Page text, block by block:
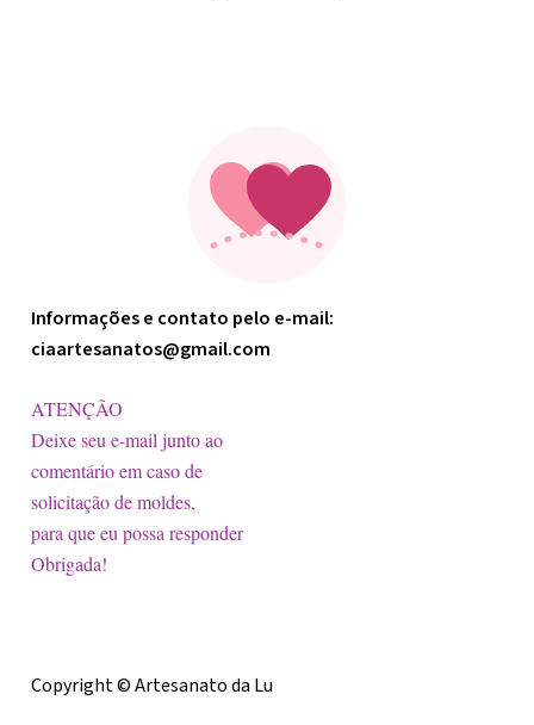
Informações e contato pelo e-mail:
ciaartesanatos@gmail.com
ATENÇÃO
Deixe seu e-mail junto ao
comentário em caso de
solicitação de moldes,
para que eu possa responder
Obrigada!
Copyright © Artesanato da Lu